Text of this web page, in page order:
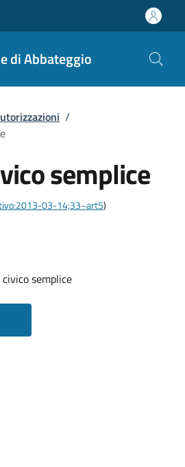
di Abbateggio
/
semplice
03-14;33~art5)
semplice